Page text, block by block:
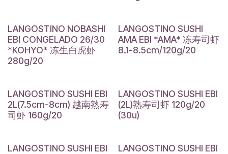
LANGOSTINO NOBASHI
EBI CONGELADO 26/30
*KOHYO* 冻生白虎虾
280g/20
LANGOSTINO SUSHI
AMA EBI *AMA* 冻寿司虾
8.1-8.5cm/120g/20
LANGOSTINO SUSHI EBI
2L(7.5cm-8cm) 越南熟寿
司虾 160g/20
LANGOSTINO SUSHI EBI
(2L)熟寿司虾 120g/20
(30u)
LANGOSTINO SUSHI EBI
LANGOSTINO SUSHI EBI